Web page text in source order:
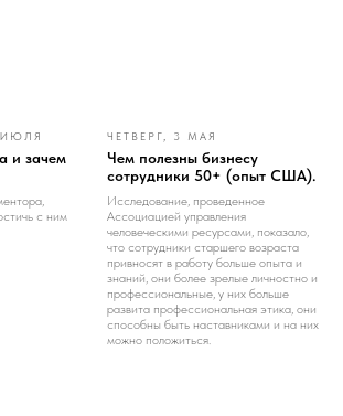
ИЮЛЯ
и зачем
с ним
ЧЕТВЕРГ, 3 МАЯ
Чем полезны бизнесу
сотрудники 50+ (опыт США).
Исследование, проведенное
Ассоциацией управления
человеческими ресурсами, показало,
что сотрудники старшего возраста
привносят в работу больше опыта и
знаний, они более зрелые личностно и
профессиональные, у них больше
развита профессиональная этика, они
способны быть наставниками и на них
можно положиться.